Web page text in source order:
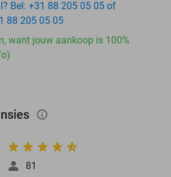
Bel: +31 88 205 05 05 of
88 205 05 05
want jouw aankoop is 100%
info_outlined
81